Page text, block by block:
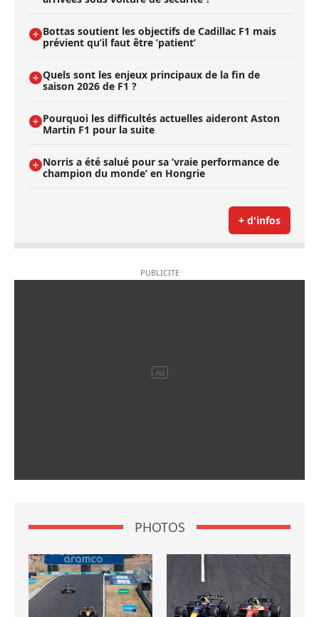
Bottas soutient les objectifs de Cadillac F1 mais
prévient qu’il faut être ’patient’
Quels sont les enjeux principaux de la fin de
saison 2026 de F1 ?
Pourquoi les difficultés actuelles aideront Aston
Martin F1 pour la suite
Norris a été salué pour sa ’vraie performance de
champion du monde’ en Hongrie
+ d'infos
PHOTOS